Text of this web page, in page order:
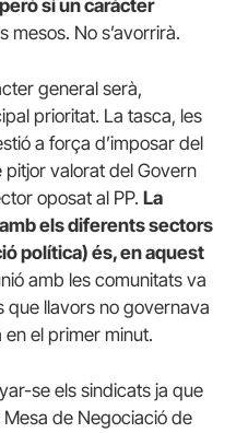
sí un caràcter
mesos. No s’avorrirà.
general serà,
prioritat. La tasca, les
a força d’imposar del
valorat del Govern
oposat al PP. La
els diferents sectors
política) és, en aquest
amb les comunitats va
que llavors no governava
en el primer minut.
se els sindicats ja que
de Negociació de